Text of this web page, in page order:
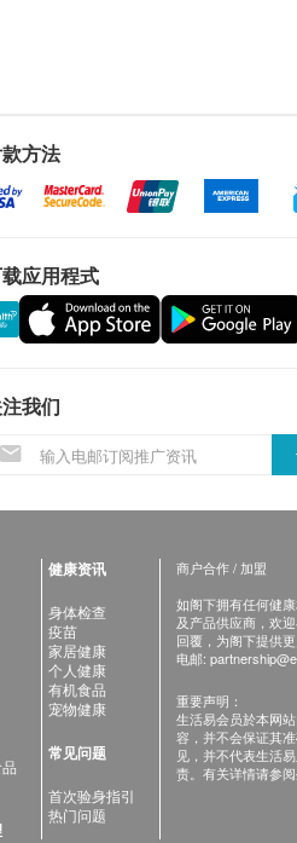
方法
应用程式
我们
健康资讯
身体检查
疫苗
家居健康
个人健康
有机食品
宠物健康
常见问题
首次验身指引
热门问题
商户合作 / 加盟
如阁下拥有任何健
及产品供应商，欢
回覆，为阁下提供更
电邮:
重要声明：
生活易会员於本网
容，并不会保证其
见，并不代表生活
责。有关详情请参阅